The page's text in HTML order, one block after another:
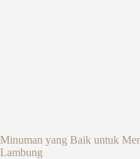
Minuman yang Baik untuk
Lambung